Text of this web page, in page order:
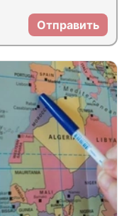
Отправить